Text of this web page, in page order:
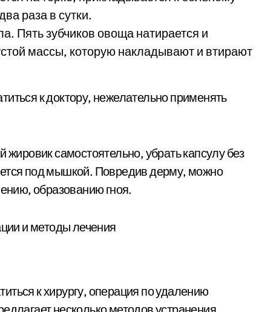
раза в сутки.
Пять зубчиков овоща натирается и
массы, которую накладывают и втирают
к доктору, нежелательно применять
самостоятельно, убрать капсулу без
под мышкой. Повредив дерму, можно
образованию гноя.
к хирургу, операция по удалению